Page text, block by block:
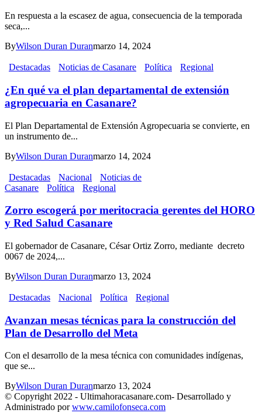
En respuesta a la escasez de agua, consecuencia de la temporada
seca,...
ByWilson Duran Duranmarzo 14, 2024
Destacadas Noticias de Casanare Política Regional
¿En qué va el plan departamental de extensión
agropecuaria en Casanare?
El Plan Departamental de Extensión Agropecuaria se convierte, en
un instrumento de...
ByWilson Duran Duranmarzo 14, 2024
Destacadas Nacional
Noticias de
Casanare
Política Regional
Zorro escogerá por meritocracia gerentes del HORO
y Red Salud Casanare
El gobernador de Casanare, César Ortiz Zorro, mediante decreto
0067 de 2024,...
ByWilson Duran Duranmarzo 13, 2024
Destacadas Nacional Política Regional
Avanzan mesas técnicas para la construcción del
Plan de Desarrollo del Meta
Con el desarrollo de la mesa técnica con comunidades indígenas,
que se...
ByWilson Duran Duranmarzo 13, 2024
© Copyright 2022 - Ultimahoracasanare.com- Desarrollado y
Administrado porwww.camilofonseca.com